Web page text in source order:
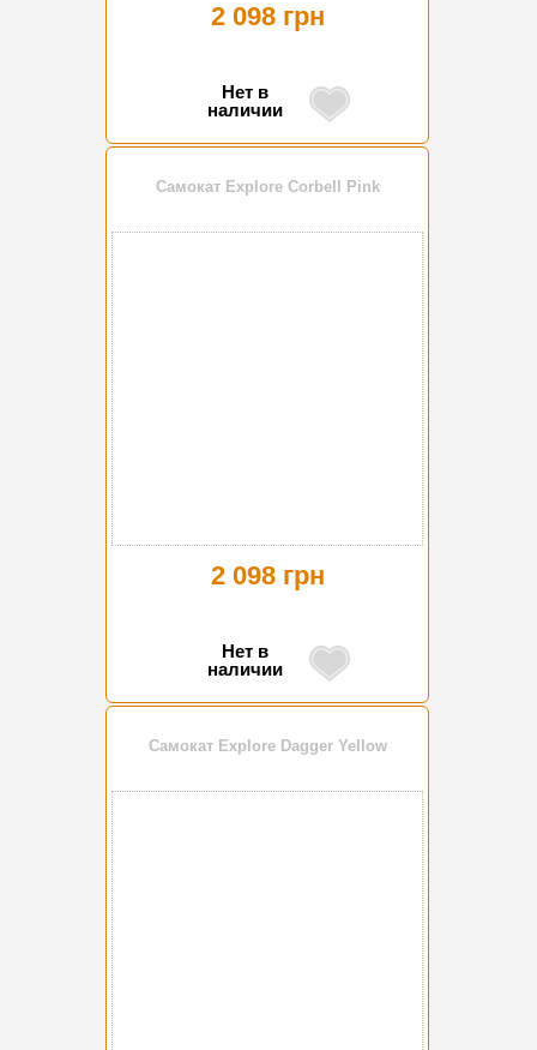
2 098 грн
Нет в
наличии
Самокат Explore Corbell Pink
2 098 грн
Нет в
наличии
Самокат Explore Dagger Yellow